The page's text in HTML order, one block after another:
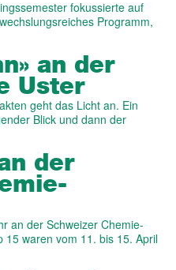
fokussierte auf
Programm,
an der
Uster
geht das Licht an. Ein
Blick und dann der
der
an der Schweizer Chemie-
15 waren vom 11. bis 15. April